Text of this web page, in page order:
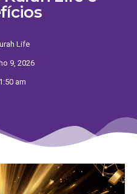
Life
9, 2026
1:50 am